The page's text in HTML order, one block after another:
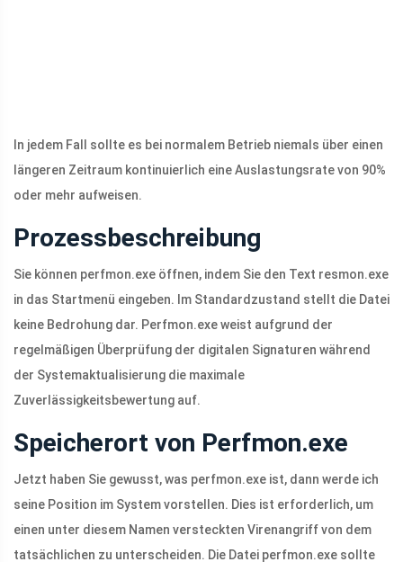
In jedem Fall sollte es bei normalem Betrieb niemals über einen
längeren Zeitraum kontinuierlich eine Auslastungsrate von 90%
oder mehr aufweisen.
Prozessbeschreibung
Sie können perfmon.exe öffnen, indem Sie den Text resmon.exe
in das Startmenü eingeben. Im Standardzustand stellt die Datei
keine Bedrohung dar. Perfmon.exe weist aufgrund der
regelmäßigen Überprüfung der digitalen Signaturen während
der Systemaktualisierung die maximale
Zuverlässigkeitsbewertung auf.
Speicherort von Perfmon.exe
Jetzt haben Sie gewusst, was perfmon.exe ist, dann werde ich
seine Position im System vorstellen. Dies ist erforderlich, um
einen unter diesem Namen versteckten Virenangriff von dem
tatsächlichen zu unterscheiden. Die Datei perfmon.exe sollte